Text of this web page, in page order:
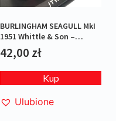
BURLINGHAM SEAGULL MkI
1951 Whittle & Son –
Red/Blue
42,00 zł
Kup
Ulubione